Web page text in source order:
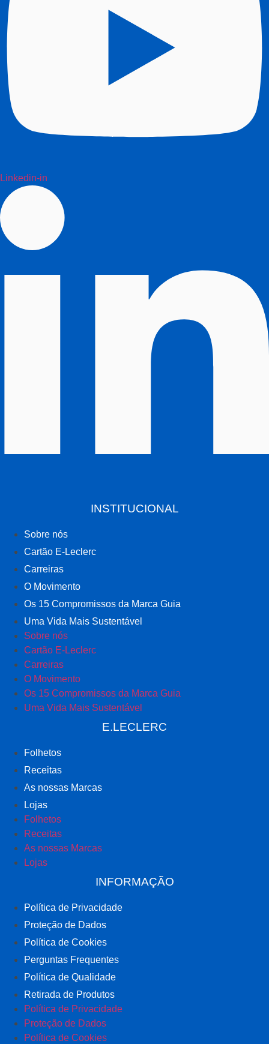
Linkedin-in
INSTITUCIONAL
Sobre nós
Cartão E-Leclerc
Carreiras
O Movimento
Os 15 Compromissos da Marca Guia
Uma Vida Mais Sustentável
Sobre nós
Cartão E-Leclerc
Carreiras
O Movimento
Os 15 Compromissos da Marca Guia
Uma Vida Mais Sustentável
E.LECLERC
Folhetos
Receitas
As nossas Marcas
Lojas
Folhetos
Receitas
As nossas Marcas
Lojas
INFORMAÇÃO
Política de Privacidade
Proteção de Dados
Política de Cookies
Perguntas Frequentes
Política de Qualidade
Retirada de Produtos
Política de Privacidade
Proteção de Dados
Política de Cookies